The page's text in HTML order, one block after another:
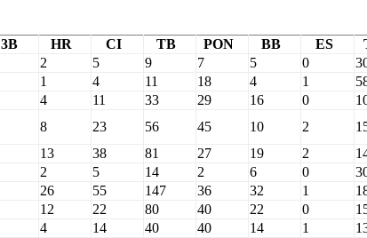
3B HR CI TB PON BB ES
2 5 9 7 5 0
1 4 11 18 4 1
4 11 33 29 16 0
8 23 56 45 10 2
13 38 81 27 19 2
2 5 14 2 6 0
26 55 147 36 32 1
12 22 80 40 22 0
4 14 40 40 14 1